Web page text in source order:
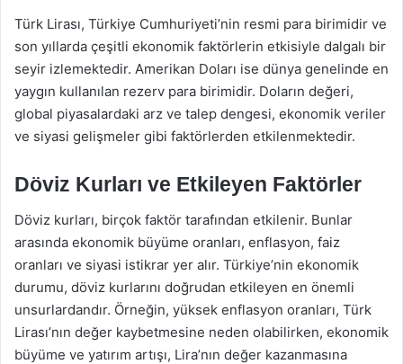
Türk Lirası, Türkiye Cumhuriyeti’nin resmi para birimidir ve
son yıllarda çeşitli ekonomik faktörlerin etkisiyle dalgalı bir
seyir izlemektedir. Amerikan Doları ise dünya genelinde en
yaygın kullanılan rezerv para birimidir. Doların değeri,
global piyasalardaki arz ve talep dengesi, ekonomik veriler
ve siyasi gelişmeler gibi faktörlerden etkilenmektedir.
Döviz Kurları ve Etkileyen Faktörler
Döviz kurları, birçok faktör tarafından etkilenir. Bunlar
arasında ekonomik büyüme oranları, enflasyon, faiz
oranları ve siyasi istikrar yer alır. Türkiye’nin ekonomik
durumu, döviz kurlarını doğrudan etkileyen en önemli
unsurlardandır. Örneğin, yüksek enflasyon oranları, Türk
Lirası’nın değer kaybetmesine neden olabilirken, ekonomik
büyüme ve yatırım artışı, Lira’nın değer kazanmasına